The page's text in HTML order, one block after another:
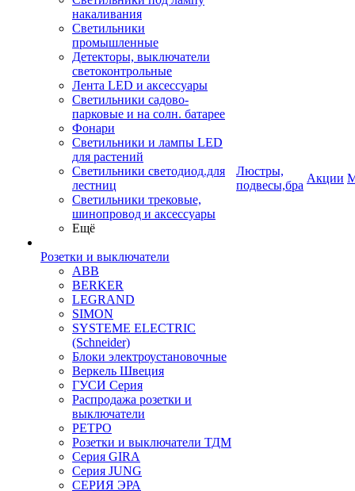
накаливания
Светильники
промышленные
Детекторы, выключатели
светоконтрольные
Лента LED и аксессуары
Светильники садово-
парковые и на солн. батарее
Фонари
Светильники и лампы LED
для растений
Светильники светодиод.для
лестниц
Светильники трековые,
шинопровод и аксессуары
Ещё
Розетки и выключатели
ABB
BERKER
LEGRAND
SIMON
SYSTEME ELECTRIC
(Schneider)
Блоки электроустановочные
Веркель Швеция
ГУСИ Серия
Распродажа розетки и
выключатели
РЕТРО
Розетки и выключатели ТДМ
Серия GIRA
Серия JUNG
СЕРИЯ ЭРА
Люстры,
подвесы,бра
Акции